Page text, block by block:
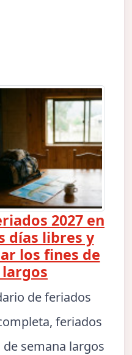
2027 en
días libres y
los fines de
de feriados
feriados
semana largos